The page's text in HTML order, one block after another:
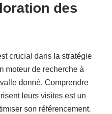
des
crucial dans la stratégie
moteur de recherche à
donné. Comprendre
leurs visites est un
son référencement.